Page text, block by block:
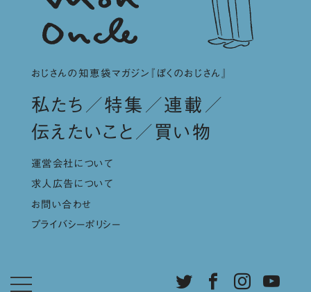
おじさんの知恵袋マガジン『ぼくのおじさん』
私たち 特集
連載
伝えたいこと
買い物
運営会社について
求人広告について
お問い合わせ
プライバシーポリシー